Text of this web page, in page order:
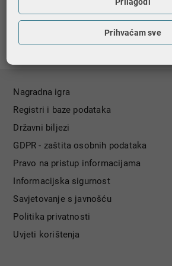
Ispiši stranicu
Nagradna igra
Registri i baze podataka
Državni biljezi
GDPR - zaštita osobnih podataka
Pravo na pristup informacijama
Informacijska sigurnost
Savjetovanje s javnošću
Politika privatnosti
Uvjeti korištenja
Prihvaćam sve